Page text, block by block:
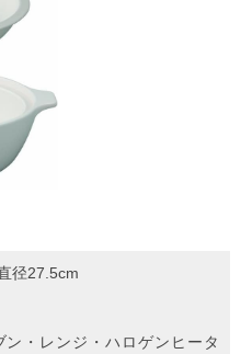
径27.5cm
ン・レンジ・ハロゲンヒータ